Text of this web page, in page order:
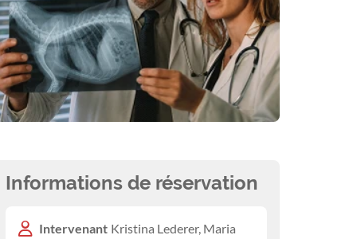
Informations de réservation
Intervenant Kristina Lederer, Maria